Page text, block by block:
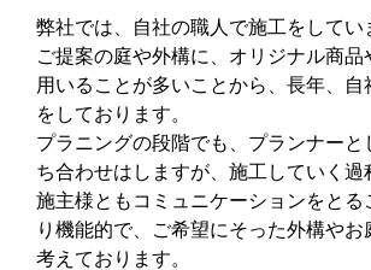
弊社では、自社の職人で施工をしてい
ご提案の庭や外構に、オリジナル商品
用いることが多いことから、長年、自
をしております。
プラニングの段階でも、プランナーと
ち合わせはしますが、施工していく過
施主様ともコミュニケーションをとる
り機能的で、ご希望にそった外構やお
考えております。